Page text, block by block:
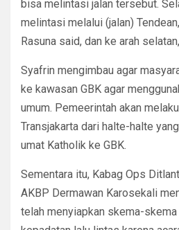
bisa melintasi jalan tersebut.
melintasi melalui (jalan)
Rasuna said, dan ke arah
Syafrin mengimbau agar
ke kawasan GBK agar
umum. Pemeerintah akan
Transjakarta dari halte-halte
umat Katholik ke GBK.
Sementara itu, Kabag Ops
AKBP Dermawan Karosekali
telah menyiapkan skema-